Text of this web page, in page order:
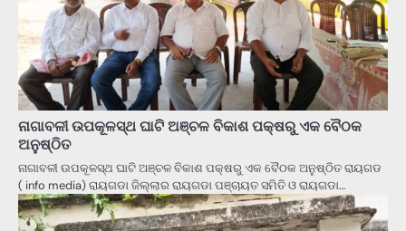
ନାଗାବଳୀ ଉପକୂଳସ୍ଥ ଘାଟି ଅଞ୍ଚଳ ବିକାଶ ପକ୍ଷରୁ ଏକ ବୈଠକ
ଅନୁଷ୍ଠିତ
ନାଗାବଳୀ ଉପକୂଳସ୍ଥ ଘାଟି ଅଞ୍ଚଳ ବିକାଶ ପକ୍ଷରୁ ଏକ ବୈଠକ ଅନୁଷ୍ଠିତ ରାୟଗଡ
( info media) ରାୟଗଡା ଜିଲ୍ଲାର ରାୟଗଡା ପଞ୍ଚାୟତ ସମିତି ଓ ରାୟଗଡା…